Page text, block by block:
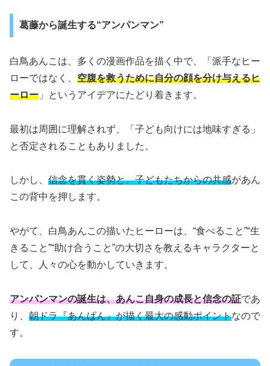
葛藤から誕生する“アンパンマン”
白鳥あんこは、多くの漫画作品を描く中で、「派手なヒー
ローではなく、 空腹を救うために自分の顔を分け与えるヒ
ーロー 」というアイデアにたどり着きます。
最初は周囲に理解されず、「子ども向けには地味すぎる」
と否定されることもありました。
しかし、 信念を貫く姿勢と、子どもたちからの共感があん
この背中を押します。
やがて、白鳥あんこの描いたヒーローは、“食べること”“生
きること”“助け合うこと”の大切さを教えるキャラクターと
して、人々の心を動かしていきます。
アンパンマンの誕生は、あんこ自身の成長と信念の証であ
り、 朝ドラ『あんぱん』が描く最大の感動ポイントなので
す。